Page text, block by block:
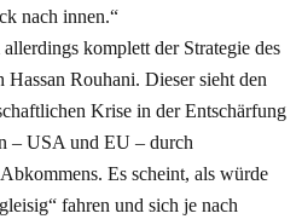
nach innen.“
komplett der Strategie des
Rouhani. Dieser sieht den
Krise in der Entschärfung
– USA und EU – durch
Es scheint, als würde
fahren und sich je nach